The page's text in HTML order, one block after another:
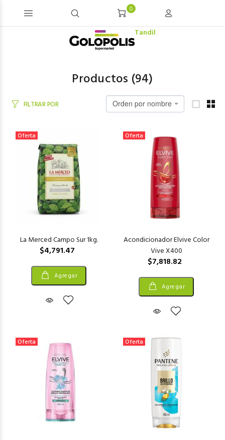
0
Tandil
Productos (94)
FILTRAR POR Orden por nombre
Oferta
La Merced Campo Sur 1kg.
$4,791.47
Agregar
Oferta
Acondicionador Elvive Color
Vive X400
$7,818.82
Agregar
Oferta Oferta